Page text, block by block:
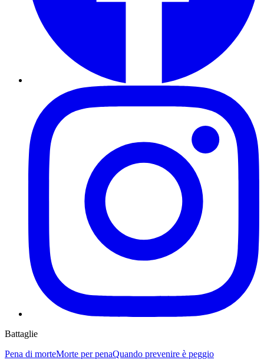
Battaglie
Pena di morteMorte per penaQuando prevenire è peggio